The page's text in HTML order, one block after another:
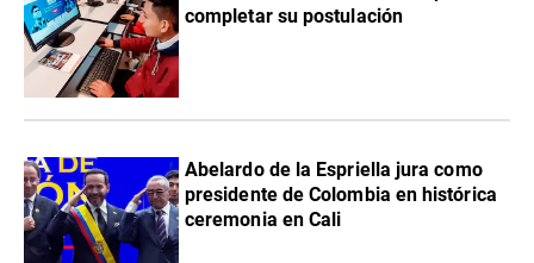
completar su postulación
Abelardo de la Espriella jura como
presidente de Colombia en histórica
ceremonia en Cali